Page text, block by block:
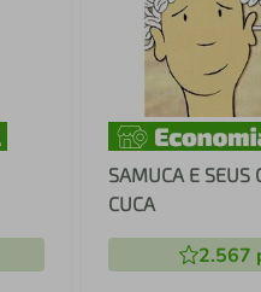
SAMUCA E SEUS
CUCA
2.567